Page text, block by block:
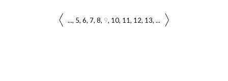
... 5 6 7 8 9 10 11 12 13 ...